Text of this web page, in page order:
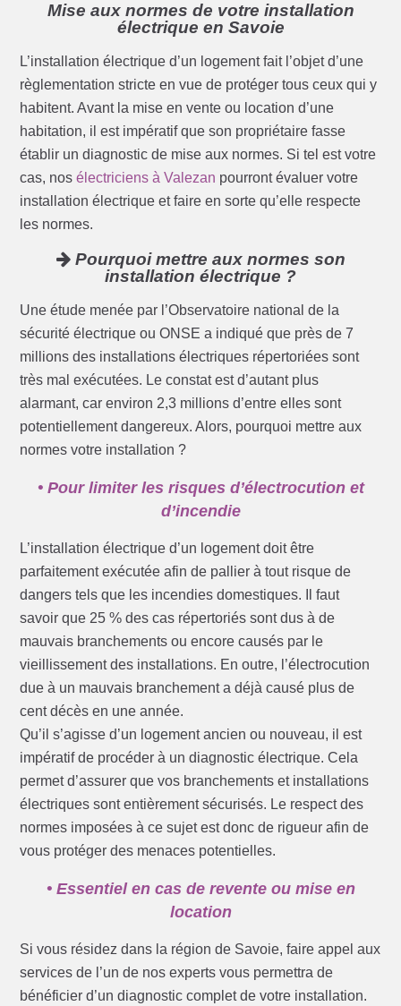
Mise aux normes de votre installation
électrique en Savoie
L’installation électrique d’un logement fait l’objet d’une
règlementation stricte en vue de protéger tous ceux qui y
habitent. Avant la mise en vente ou location d’une
habitation, il est impératif que son propriétaire fasse
établir un diagnostic de mise aux normes. Si tel est votre
cas, nosélectriciens à Valezan pourront évaluer votre
installation électrique et faire en sorte qu’elle respecte
les normes.
Pourquoi mettre aux normes son
installation électrique ?
Une étude menée par l’Observatoire national de la
sécurité électrique ou ONSE a indiqué que près de 7
millions des installations électriques répertoriées sont
très mal exécutées. Le constat est d’autant plus
alarmant, car environ 2,3 millions d’entre elles sont
potentiellement dangereux. Alors, pourquoi mettre aux
normes votre installation ?
• Pour limiter les risques d’électrocution et
d’incendie
L’installation électrique d’un logement doit être
parfaitement exécutée afin de pallier à tout risque de
dangers tels que les incendies domestiques. Il faut
savoir que 25 % des cas répertoriés sont dus à de
mauvais branchements ou encore causés par le
vieillissement des installations. En outre, l’électrocution
due à un mauvais branchement a déjà causé plus de
cent décès en une année.
Qu’il s’agisse d’un logement ancien ou nouveau, il est
impératif de procéder à un diagnostic électrique. Cela
permet d’assurer que vos branchements et installations
électriques sont entièrement sécurisés. Le respect des
normes imposées à ce sujet est donc de rigueur afin de
vous protéger des menaces potentielles.
• Essentiel en cas de revente ou mise en
location
Si vous résidez dans la région de Savoie, faire appel aux
services de l’un de nos experts vous permettra de
bénéficier d’un diagnostic complet de votre installation.